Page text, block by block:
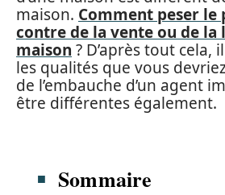
maison. Comment peser le
contre de la vente ou de la
maison ? D’après tout cela,
les qualités que vous
de l’embauche d’un agent
être différentes également.
Sommaire